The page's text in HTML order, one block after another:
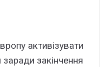
активізувати
закінчення